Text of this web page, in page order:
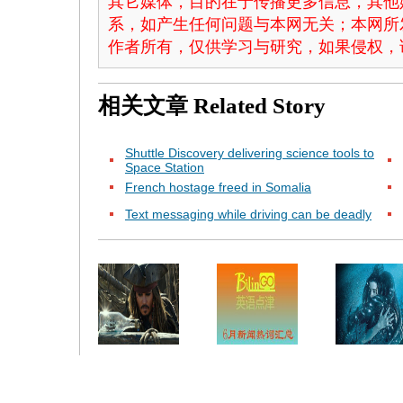
系，如产生任何问题与本网无关；本网
作者所有，仅供学习与研究，如果侵权
相关文章 Related Story
Shuttle Discovery delivering science tools to
Space Station
French hostage freed in Somalia
Text messaging while driving can be deadly